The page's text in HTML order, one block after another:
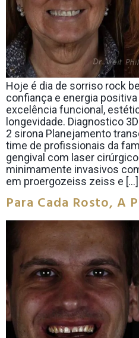
Hoje é dia de sorriso rock
confiança e energia
excelência funcional,
longevidade. Diagnostico
2 sirona Planejamento
time de profissionais da
gengival com laser
minimamente invasivos
em proergozeiss zeiss e […]
Para Cada Rosto, A